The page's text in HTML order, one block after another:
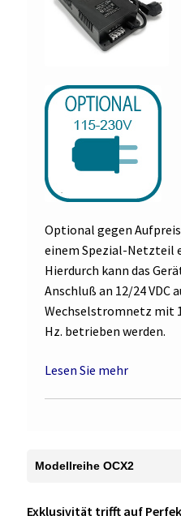
Optional gegen
einem Spezial-Netzteil
Hierdurch kann das
Anschluß an 12/24 VDC
Wechselstromnetz mit
Hz. betrieben werden.
Lesen Sie mehr
Modellreihe OCX2
Exklusivität trifft auf